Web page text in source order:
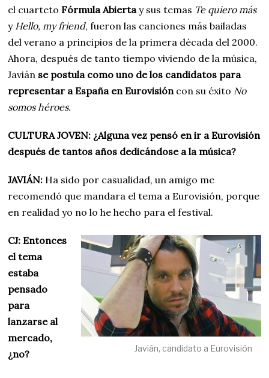
el cuarteto Fórmula Abiertay sus temas Te quiero más
y Hello, my friend, fueron las canciones más bailadas
del verano a principios de la primera década del 2000.
Ahora, después de tanto tiempo viviendo de la música,
Javián se postula como uno de los candidatos para
representar a España en Eurovisión con su éxito No
somos héroes.
CULTURA JOVEN: ¿Alguna vez pensó en ir a Eurovisión
después de tantos años dedicándose a la música?
JAVIÁN: Ha sido por casualidad, un amigo me
recomendó que mandara el tema a Eurovisión, porque
en realidad yo no lo he hecho para el festival.
Javián, candidato a Eurovisión
CJ: Entonces
el tema
estaba
pensado
para
lanzarse al
mercado,
¿no?